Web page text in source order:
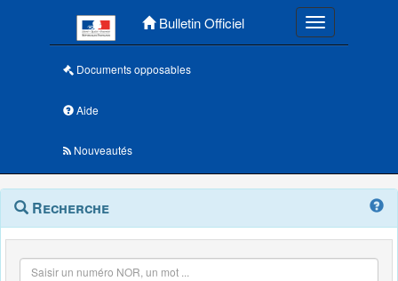
Bulletin Officiel Toggle
Documents opposables
Aide
Nouveautés
Navigation
outils
Menu
contextuel
Recherche